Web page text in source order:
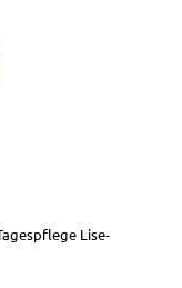
Lise-